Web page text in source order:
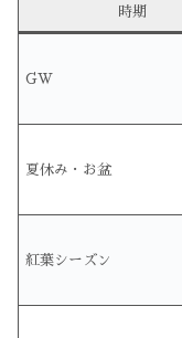
時期
GW
夏休み・お盆
紅葉シーズン